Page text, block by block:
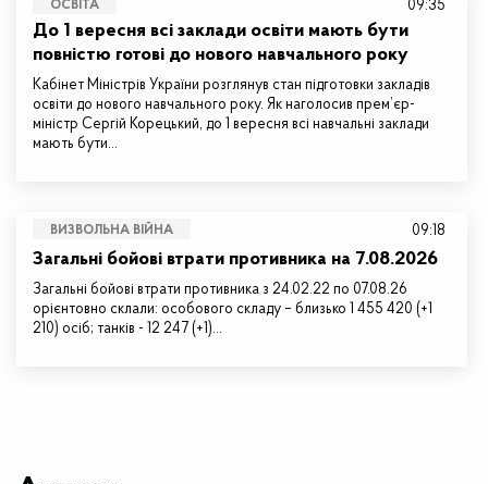
ОСВІТА
До 1 вересня всі заклади освіти мають бути
повністю готові до нового навчального року
Кабінет Міністрів України розглянув стан підготовки закладів
освіти до нового навчального року. Як наголосив прем’єр-
міністр Сергій Корецький, до 1 вересня всі навчальні заклади
мають бути…
09:35
ВИЗВОЛЬНА ВІЙНА
Загальні бойові втрати противника на 7.08.2026
Загальні бойові втрати противника з 24.02.22 по 07.08.26
орієнтовно склали: особового складу – близько 1 455 420 (+1
210) осіб; танків - 12 247 (+1)…
09:18